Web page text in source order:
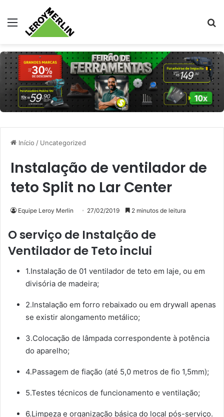
Menu
Início / Uncategorized
Instalação de ventilador de
teto Split no Lar Center
Equipe Leroy Merlin 27/02/2019 2 minutos de leitura
O serviço de Instalção de
Ventilador de Teto inclui
1.Instalação de 01 ventilador de teto em laje, ou em
divisória de madeira;
2.Instalação em forro rebaixado ou em drywall apenas
se existir alongamento metálico;
3.Colocação de lâmpada correspondente à potência
do aparelho;
4.Passagem de fiação (até 5,0 metros de fio 1,5mm);
5.Testes técnicos de funcionamento e ventilação;
6.Limpeza e organização básica do local pós-serviço.